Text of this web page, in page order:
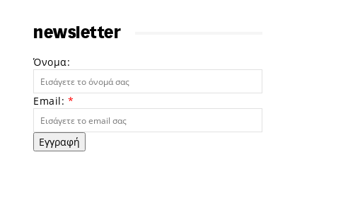
newsletter
Όνομα:
Email: *
Εγγραφή